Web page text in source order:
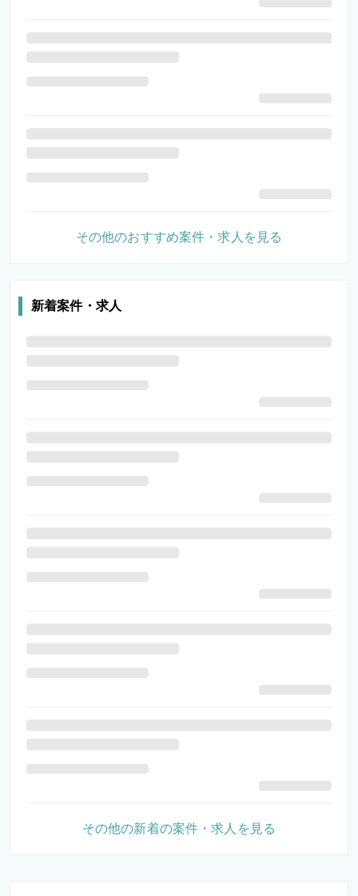
その他のおすすめ案件・求人を見る
新着案件・求人
その他の新着の案件・求人を見る